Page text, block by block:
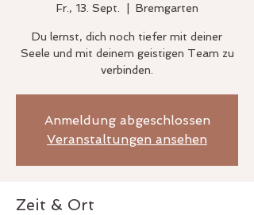
Fr., 13. Sept. Bremgarten
Du lernst, dich noch tiefer mit deiner
Seele und mit deinem geistigen Team zu
verbinden.
Anmeldung abgeschlossen
Veranstaltungen ansehen
Zeit & Ort